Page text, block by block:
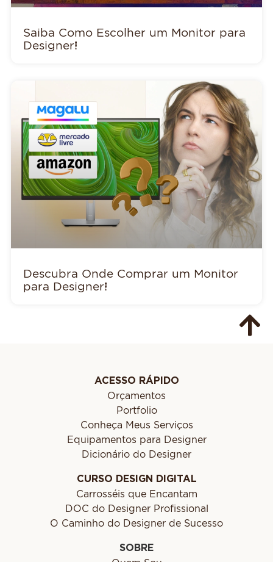
Saiba Como Escolher um Monitor para
Designer!
Descubra Onde Comprar um Monitor
para Designer!
ACESSO RÁPIDO
Orçamentos
Portfolio
Conheça Meus Serviços
Equipamentos para Designer
Dicionário do Designer
CURSO DESIGN DIGITAL
Carrosséis que Encantam
DOC do Designer Profissional
O Caminho do Designer de Sucesso
SOBRE